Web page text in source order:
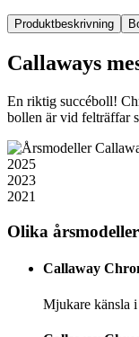
Produktbeskrivning
Callaways
En riktig succéboll!
bollen är vid felträffar
2025
2023
2021
Olika årsmodeller
Callaway
Mjukare känsla i